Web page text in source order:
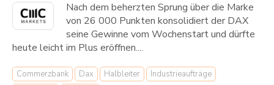
Nach dem beherzten Sprung über die Marke
von 26 000 Punkten konsolidiert der DAX
seine Gewinne vom Wochenstart und dürfte
heute leicht im Plus eröffnen....
Commerzbank Dax Halbleiter
Industrieaufträge